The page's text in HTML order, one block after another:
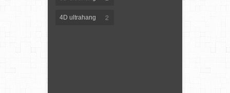
4D ultrahang 2